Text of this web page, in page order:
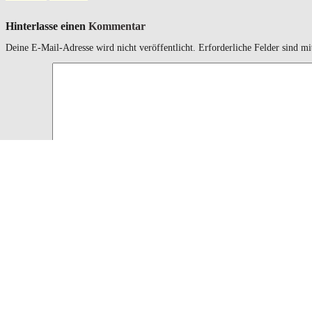
Hinterlasse einen Kommentar
Deine E-Mail-Adresse wird nicht veröffentlicht. Erforderliche Felder sind